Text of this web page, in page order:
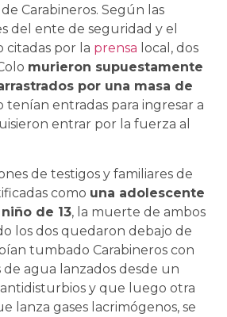
Carabineros. Según las
del ente de seguridad y el
citadas por la prensa local, dos
murieron supuestamente
por una masa de
tenían entradas para ingresar a
entrar por la fuerza al
de testigos y familiares de
como una adolescente
de 13, la muerte de ambos
los dos quedaron debajo de
tumbado Carabineros con
agua lanzados desde un
y que luego otra
lanza gases lacrimógenos, se